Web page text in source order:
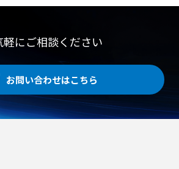
軽にご相談ください
お問い合わせはこちら